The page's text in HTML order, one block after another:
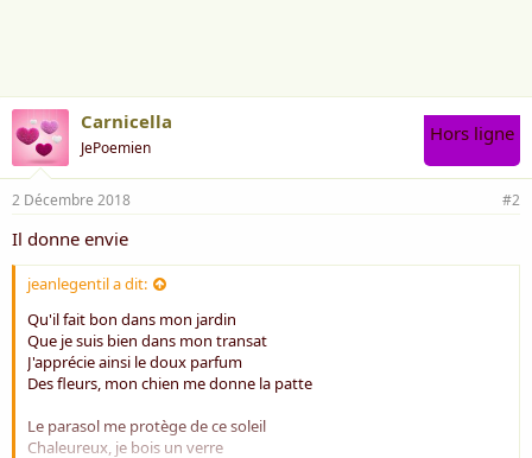
Carnicella
JePoemien
Hors ligne
2 Décembre 2018 #2
Il donne envie
jeanlegentil a dit:
Qu'il fait bon dans mon jardin
Que je suis bien dans mon transat
J'apprécie ainsi le doux parfum
Des fleurs, mon chien me donne la patte
Le parasol me protège de ce soleil
Chaleureux, je bois un verre